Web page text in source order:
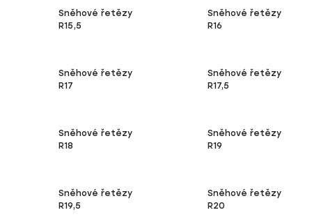
Sněhové řetězy
R15,5
Sněhové řetězy
R16
Sněhové řetězy
R17
Sněhové řetězy
R17,5
Sněhové řetězy
R18
Sněhové řetězy
R19
Sněhové řetězy
R19,5
Sněhové řetězy
R20